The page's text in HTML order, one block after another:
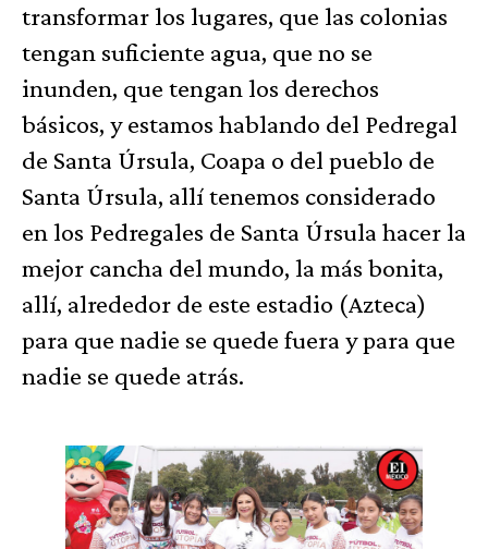
transformar los lugares, que las colonias
tengan suficiente agua, que no se
inunden, que tengan los derechos
básicos, y estamos hablando del Pedregal
de Santa Úrsula, Coapa o del pueblo de
Santa Úrsula, allí tenemos considerado
en los Pedregales de Santa Úrsula hacer la
mejor cancha del mundo, la más bonita,
allí, alrededor de este estadio (Azteca)
para que nadie se quede fuera y para que
nadie se quede atrás.